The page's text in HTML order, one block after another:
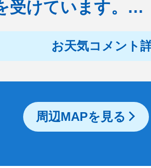
受けています。…
お天気コメント
周辺MAPを見る